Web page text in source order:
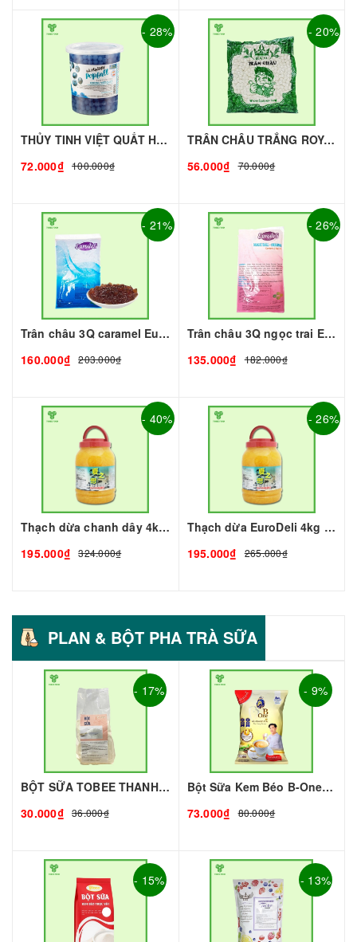
- 28%
THỦY TINH VIỆT QUẤT HÙNG CHƯƠNG - 1kg | Topping làm Trà Sữa - TOBEE FOOD
72.000₫ 100.000₫
- 20%
TRÂN CHÂU TRẮNG ROYAL - 500g - ROYAL | Topping làm Trà Sữa - TOBEE FOOD
56.000₫
70.000₫
- 21%
Trân châu 3Q caramel Eurodeli I Nguyên Liệu Pha Chế - Tobee Food
160.000₫
203.000₫
- 26%
Trân châu 3Q ngọc trai Eurodeli I Nguyên Liệu Pha Chế - Tobee Food
135.000₫
182.000₫
- 40%
Thạch dừa chanh dây 4kg I Nguyên Liệu Pha Chế - Tobee Food
195.000₫
324.000₫
- 26%
Thạch dừa EuroDeli 4kg I Nguyên Liệu Pha Chế - Tobee Food
195.000₫
265.000₫
PLAN & BỘT PHA TRÀ SỮA
- 17%
BỘT SỮA TOBEE THANH VỊ - 300g - TOBEE FOOD | Bột Sữa làm Trà Sữa - TOBEE FOOD
30.000₫ 36.000₫
- 9%
Bột Sữa Kem Béo B-One 1Kg I Nguyên Liệu Pha Chế - Tobee Food
73.000₫
80.000₫
- 15% - 13%